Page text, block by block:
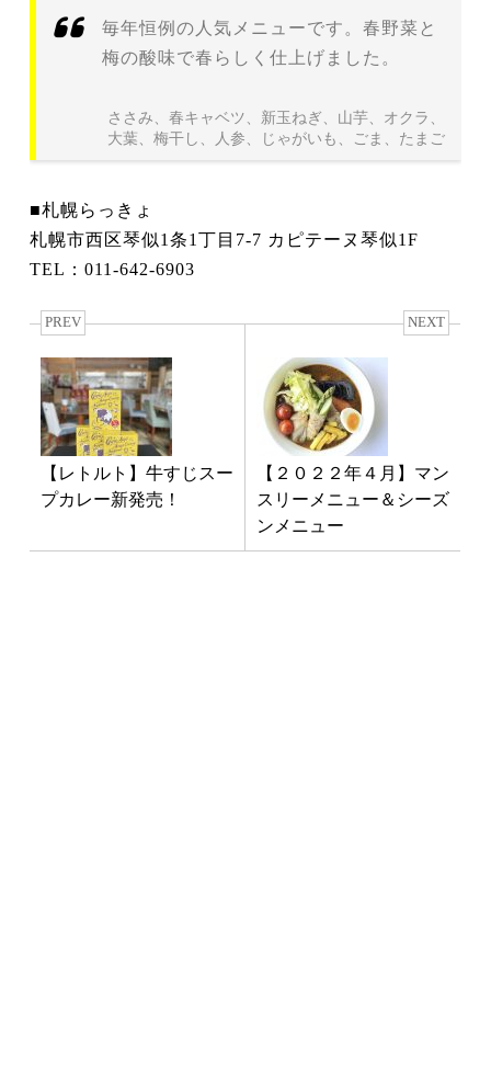
毎年恒例の人気メニューです。春野菜と
梅の酸味で春らしく仕上げました。
ささみ、春キャベツ、新玉ねぎ、山芋、オクラ、
大葉、梅干し、人参、じゃがいも、ごま、たまご
■札幌らっきょ
札幌市西区琴似1条1丁目7-7 カピテーヌ琴似1F
TEL：011-642-6903
PREV
【レトルト】牛すじスー
プカレー新発売！
NEXT
【２０２２年４月】マン
スリーメニュー＆シーズ
ンメニュー